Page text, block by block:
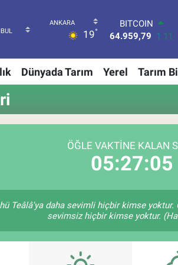
19°
64.959,79
1.11
DOLAR
EURO
55,2510 0.32
STERLİN
13.779 -14
Dünyada Tarım Yerel Tarım
ÖĞLE VAKTINE KALAN
05:27:04
Teâlâ'ya daha sevimli hiçbir kimse
sevimsiz hiçbir kimse yoktur.